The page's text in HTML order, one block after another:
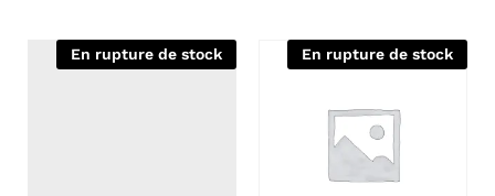
En rupture de stock En rupture de stock